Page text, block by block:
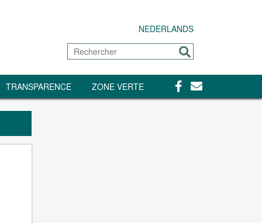
NEDERLANDS
Rechercher
Envoyer
TRANSPARENCE ZONE VERTE Facebook
Contact